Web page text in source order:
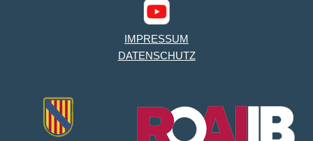
IMPRESSUM
DATENSCHUTZ